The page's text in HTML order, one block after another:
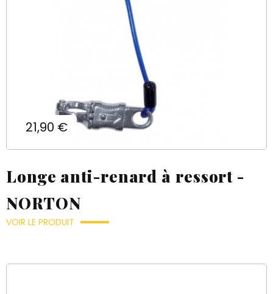
Prix
21,90 €
Longe anti-renard à ressort -
NORTON
VOIR LE PRODUIT